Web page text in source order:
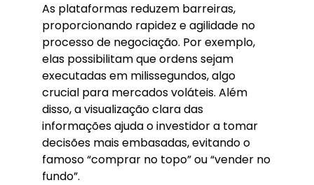
As plataformas reduzem barreiras,
proporcionando rapidez e agilidade no
processo de negociação. Por exemplo,
elas possibilitam que ordens sejam
executadas em milissegundos, algo
crucial para mercados voláteis. Além
disso, a visualização clara das
informações ajuda o investidor a tomar
decisões mais embasadas, evitando o
famoso “comprar no topo” ou “vender no
fundo”.